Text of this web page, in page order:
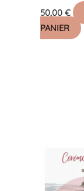
50,00€
PANIER